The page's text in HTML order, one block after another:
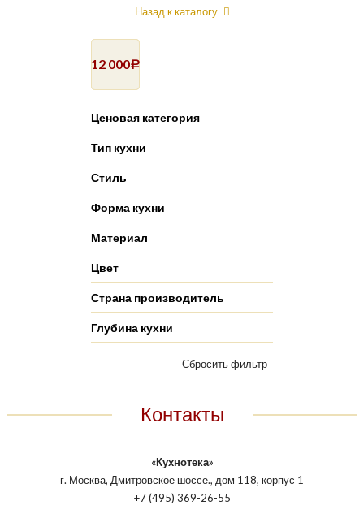
Назад к каталогу
12 000Р
Ценовая категория
Тип кухни
Стиль
Форма кухни
Материал
Цвет
Страна производитель
Глубина кухни
Контакты
«Кухнотека»
г. Москва, Дмитровское шоссе., дом 118, корпус 1
+7 (495) 369-26-55